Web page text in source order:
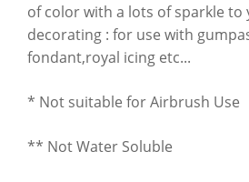
of color with a lots of sparkle to
decorating : for use with
fondant,royal icing etc...
* Not suitable for Airbrush Use
** Not Water Soluble